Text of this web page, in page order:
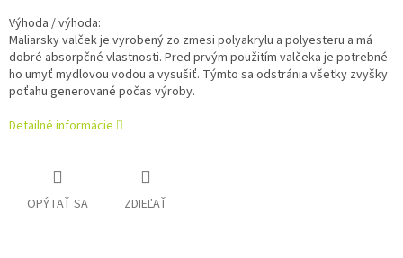
Výhoda / výhoda:
Maliarsky valček je vyrobený zo zmesi polyakrylu a polyesteru a má
dobré absorpčné vlastnosti. Pred prvým použitím valčeka je potrebné
ho umyť mydlovou vodou a vysušiť. Týmto sa odstránia všetky zvyšky
poťahu generované počas výroby.
Detailné informácie
OPÝTAŤ SA ZDIEĽAŤ